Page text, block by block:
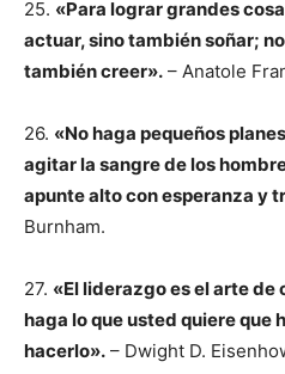
25. «Para lograr grandes
actuar, sino también soñar;
también creer». – Anatole
26. «No haga pequeños
agitar la sangre de los
apunte alto con esperanza y
Burnham.
27. «El liderazgo es el arte
haga lo que usted quiere que
hacerlo». – Dwight D.